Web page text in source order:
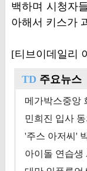
백하며 시청자
아해서 키스가
[티브이데일리
TD 주요뉴스
'주스 아저씨'